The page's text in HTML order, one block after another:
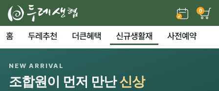
0
홈 두레추천 더큰혜택 신규생활재 사전예약
NEW ARRIVAL
조합원이 먼저 만난신상